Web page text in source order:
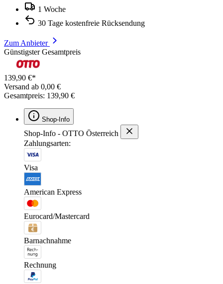
1 Woche
30 Tage kostenfreie Rücksendung
Zum Anbieter
Günstigster Gesamtpreis
139,90 €*
Versand ab 0,00 €
Gesamtpreis: 139,90 €
Shop-Info
Shop-Info - OTTO Österreich
Zahlungsarten:
Visa
American Express
Eurocard/Mastercard
Barnachnahme
Rechnung